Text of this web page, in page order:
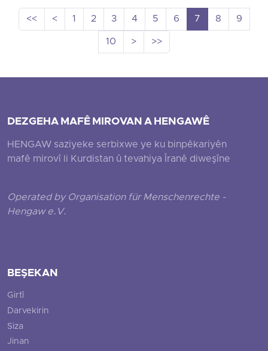
<< < 1 2 3 4 5 6 7 8
9
10
> >>
DEZGEHA MAFÊ MIROVAN A HENGAWÊ
HENGAW saziyeke serbixwe ye ku binpêkariyên
mafê mirovî li Kurdistan û tevahiya Îranê diweşîne
Operated by Organisation für Menschenrechte -
Hengaw e.V.
BEŞEKAN
Girtî
Darvekirin
Siza
Jinan